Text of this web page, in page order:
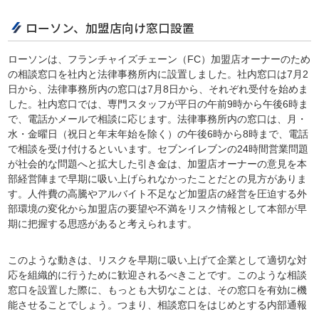
ローソン、加盟店向け窓口設置
ローソンは、フランチャイズチェーン（FC）加盟店オーナーのため
の相談窓口を社内と法律事務所内に設置しました。社内窓口は7月2
日から、法律事務所内の窓口は7月8日から、それぞれ受付を始めま
した。社内窓口では、専門スタッフが平日の午前9時から午後6時ま
で、電話かメールで相談に応じます。法律事務所内の窓口は、月・
水・金曜日（祝日と年末年始を除く）の午後6時から8時まで、電話
で相談を受け付けるといいます。セブンイレブンの24時間営業問題
が社会的な問題へと拡大した引き金は、加盟店オーナーの意見を本
部経営陣まで早期に吸い上げられなかったことだとの見方がありま
す。人件費の高騰やアルバイト不足など加盟店の経営を圧迫する外
部環境の変化から加盟店の要望や不満をリスク情報として本部が早
期に把握する思惑があると考えられます。
このような動きは、リスクを早期に吸い上げて企業として適切な対
応を組織的に行うために歓迎されるべきことです。このような相談
窓口を設置した際に、もっとも大切なことは、その窓口を有効に機
能させることでしょう。つまり、相談窓口をはじめとする内部通報